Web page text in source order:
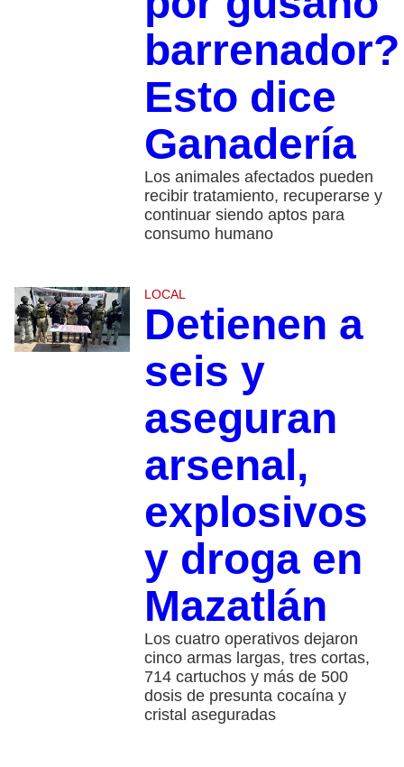
barrenador?
Esto dice
Ganadería
Los animales afectados pueden
recibir tratamiento, recuperarse y
continuar siendo aptos para
consumo humano
LOCAL
Detienen a
seis y
aseguran
arsenal,
explosivos
y droga en
Mazatlán
Los cuatro operativos dejaron
cinco armas largas, tres cortas,
714 cartuchos y más de 500
dosis de presunta cocaína y
cristal aseguradas